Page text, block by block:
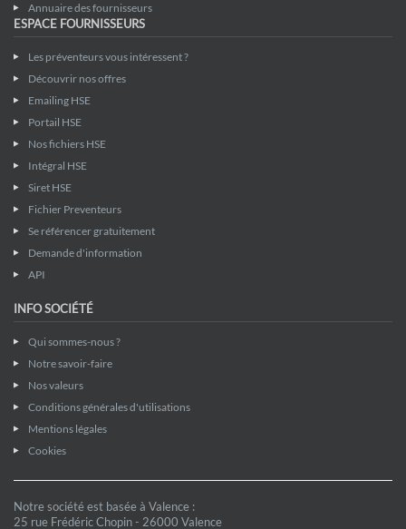
Annuaire des fournisseurs
ESPACE FOURNISSEURS
Les préventeurs vous intéressent ?
Découvrir nos offres
Emailing HSE
Portail HSE
Nos fichiers HSE
Intégral HSE
Siret HSE
Fichier Preventeurs
Se référencer gratuitement
Demande d'information
API
INFO SOCIÉTÉ
Qui sommes-nous ?
Notre savoir-faire
Nos valeurs
Conditions générales d'utilisations
Mentions légales
Cookies
Notre société est basée à Valence :
25 rue Frédéric Chopin - 26000 Valence